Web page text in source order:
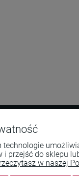
Twoje
technologie
przejść do sklepu
w naszej